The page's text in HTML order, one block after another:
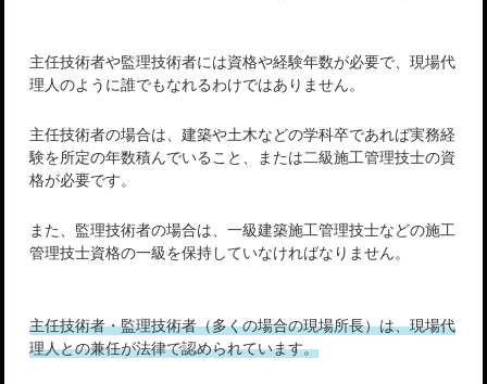
主任技術者や監理技術者には資格や経験年数が必要で、現場代
理人のように誰でもなれるわけではありません。
主任技術者の場合は、建築や土木などの学科卒であれば実務経
験を所定の年数積んでいること、または二級施工管理技士の資
格が必要です。
また、監理技術者の場合は、一級建築施工管理技士などの施工
管理技士資格の一級を保持していなければなりません。
主任技術者・監理技術者（多くの場合の現場所長）は、現場代
理人との兼任が法律で認められています。